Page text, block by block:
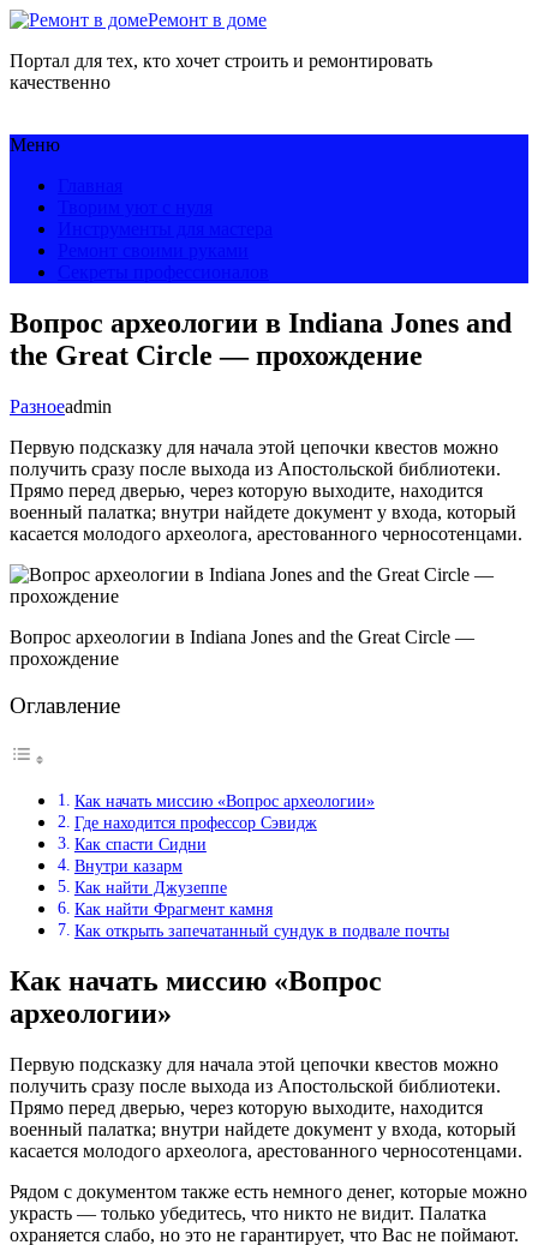
Ремонт в доме
Портал для тех, кто хочет строить и ремонтировать
качественно
Меню
Вопрос археологии в Indiana Jones and
the Great Circle — прохождение
Разноеadmin
Первую подсказку для начала этой цепочки квестов можно
получить сразу после выхода из Апостольской библиотеки.
Прямо перед дверью, через которую выходите, находится
военный палатка; внутри найдете документ у входа, который
касается молодого археолога, арестованного черносотенцами.
Вопрос археологии в Indiana Jones and the Great Circle —
прохождение
Оглавление
Как начать миссию «Вопрос археологии»
Где находится профессор Сэвидж
Как спасти Сидни
Внутри казарм
Как найти Джузеппе
Как найти Фрагмент камня
Как открыть запечатанный сундук в подвале почты
Как начать миссию «Вопрос
археологии»
Первую подсказку для начала этой цепочки квестов можно
получить сразу после выхода из Апостольской библиотеки.
Прямо перед дверью, через которую выходите, находится
военный палатка; внутри найдете документ у входа, который
касается молодого археолога, арестованного черносотенцами.
Рядом с документом также есть немного денег, которые можно
украсть — только убедитесь, что никто не видит. Палатка
охраняется слабо, но это не гарантирует, что Вас не поймают.